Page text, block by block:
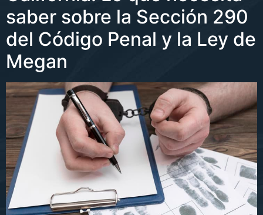
saber sobre la Sección 290
del Código Penal y la Ley de
Megan